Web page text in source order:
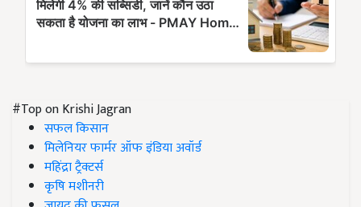
#Top on Krishi Jagran
सफल किसान
मिलेनियर फार्मर ऑफ इंडिया अवॉर्ड
महिंद्रा ट्रैक्टर्स
कृषि मशीनरी